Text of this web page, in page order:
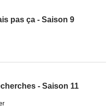
pas ça - Saison 9
- Saison 11